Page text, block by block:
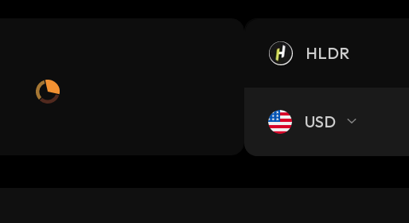
HLDR
USD